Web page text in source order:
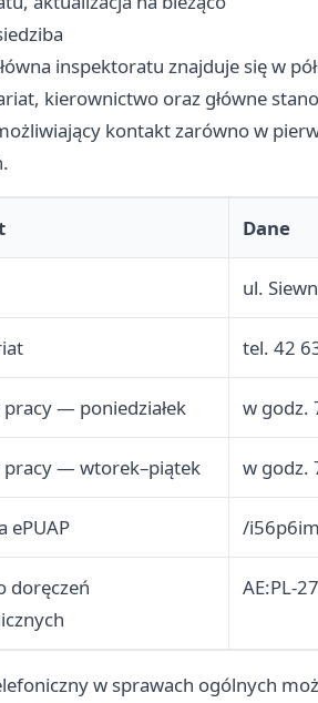
inspektoratu znajduje się w
kierownictwo oraz główne
kontakt zarówno w
Dane
ul.
tel. 42
pracy — poniedziałek w godz.
pracy — wtorek–piątek w godz.
ePUAP /
doręczeń
AE:PL-
w sprawach ogólnych